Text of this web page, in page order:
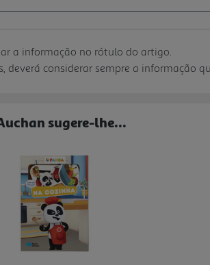
a informação no rótulo do artigo.
considerar sempre a informação
sugere-lhe...